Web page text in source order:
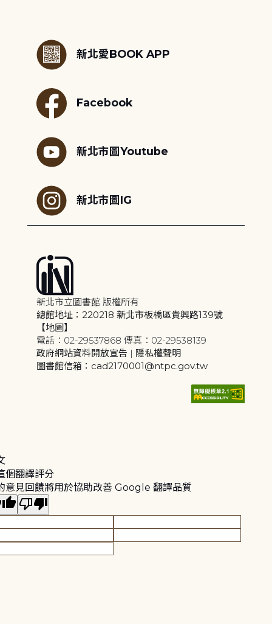
新北愛BOOK APP
Facebook
新北市圖Youtube
新北市圖IG
新北市立圖書館 版權所有
總館地址：220218 新北市板橋區貴興路139號
【地圖】
電話：02-29537868 傳真：02-29538139
政府網站資料開放宣告 | 隱私權聲明
圖書館信箱：cad2170001@ntpc.gov.tw
個翻譯評分
意見回饋將用於協助改善 Google 翻譯品質